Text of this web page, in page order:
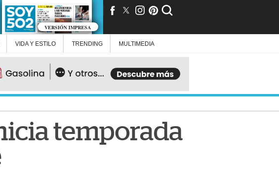
VERSIÓN IMPRESA
VIDA Y ESTILO TRENDING MULTIMEDIA
temporada